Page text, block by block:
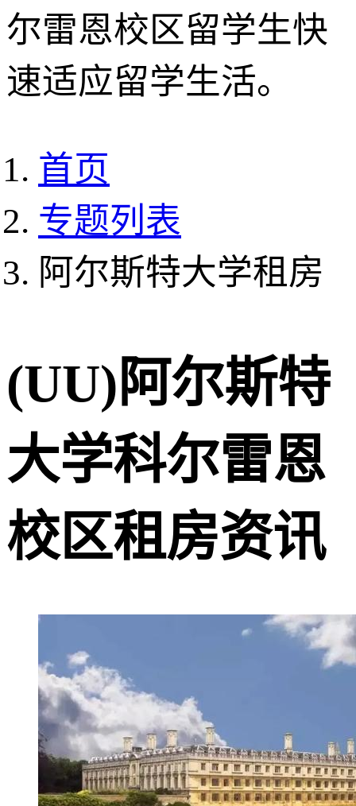
尔雷恩校区留学生快
速适应留学生活。
首页
专题列表
阿尔斯特大学租房
(UU)阿尔斯特
大学科尔雷恩
校区租房资讯